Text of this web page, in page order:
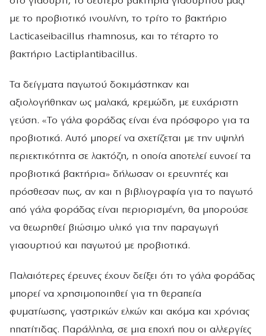
με το προβιοτικό ινουλίνη, το τρίτο το βακτήριο
Lacticaseibacillus rhamnosus, και το τέταρτο το
βακτήριο Lactiplantibacillus.
Τα δείγματα παγωτού δοκιμάστηκαν και
αξιολογήθηκαν ως μαλακά, κρεμώδη, με ευχάριστη
γεύση. «Το γάλα φοράδας είναι ένα πρόσφορο για τα
προβιοτικά. Αυτό μπορεί να σχετίζεται με την υψηλή
περιεκτικότητα σε λακτόζη, η οποία αποτελεί ευνοεί τα
προβιοτικά βακτήρια» δήλωσαν οι ερευνητές και
πρόσθεσαν πως, αν και η βιβλιογραφία για το παγωτό
από γάλα φοράδας είναι περιορισμένη, θα μπορούσε
να θεωρηθεί βιώσιμο υλικό για την παραγωγή
γιαουρτιού και παγωτού με προβιοτικά.
Παλαιότερες έρευνες έχουν δείξει ότι το γάλα φοράδας
μπορεί να χρησιμοποιηθεί για τη θεραπεία
φυματίωσης, γαστρικών ελκών και ακόμα και χρόνιας
ηπατίτιδας. Παράλληλα, σε μια εποχή που οι αλλεργίες